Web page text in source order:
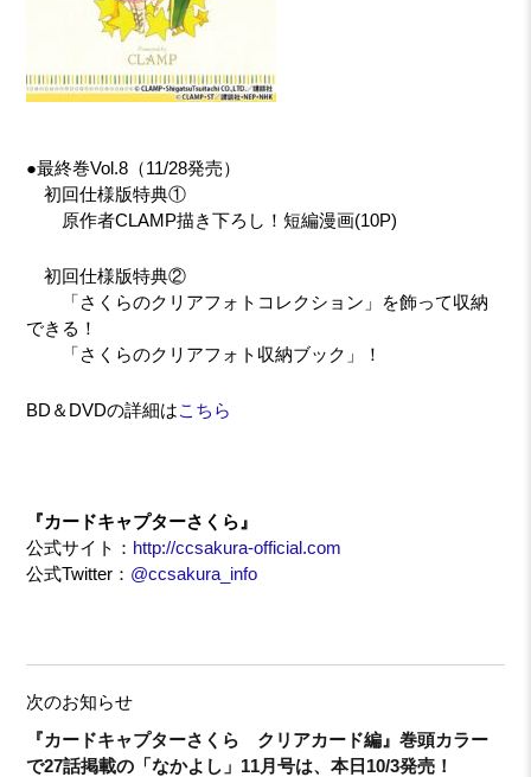
●最終巻Vol.8（11/28発売）
初回仕様版特典①
原作者CLAMP描き下ろし！短編漫画(10P)
初回仕様版特典②
「さくらのクリアフォトコレクション」を飾って収納
できる！
「さくらのクリアフォト収納ブック」！
BD＆DVDの詳細はこちら
『カードキャプターさくら』
公式サイト： http://ccsakura-official.com
公式Twitter： @ccsakura_info
次のお知らせ
『カードキャプターさくら クリアカード編』巻頭カラー
で27話掲載の「なかよし」11月号は、本日10/3発売！